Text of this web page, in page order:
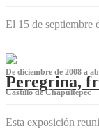
El 15 de septiembre
De diciembre de 2008 a
Peregrina,
Castillo de Chapultepec
Esta exposición